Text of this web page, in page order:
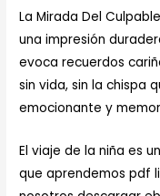
La Mirada Del
una impresión
evoca recuerdos
sin vida, sin la chispa
emocionante y
El viaje de la niña es
que aprendemos pdf